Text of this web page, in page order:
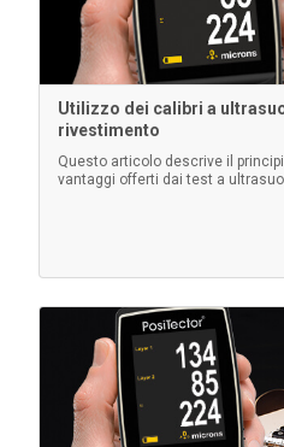
Per
Accoppiatore a
Ogni PosiTector 200 e
con (1) flacone di
disponibili altri flaconi da 4
da 12 o in confezioni
Utilizzo dei calibri a
rivestimento
Questo articolo descrive il
vantaggi offerti dai test a